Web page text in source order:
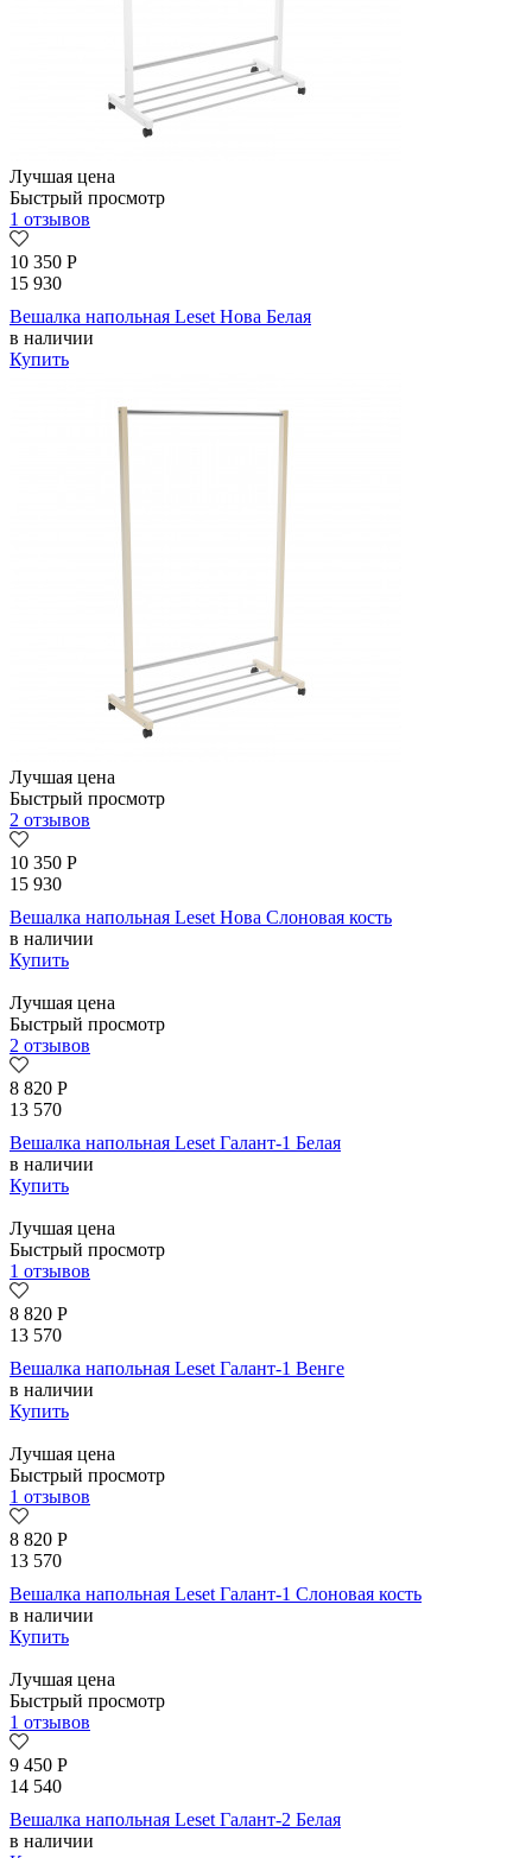
Лучшая цена
Быстрый просмотр
1 отзывов
10 350 Р
15 930
Вешалка напольная Leset Нова Белая
в наличии
Купить
Лучшая цена
Быстрый просмотр
2 отзывов
10 350 Р
15 930
Вешалка напольная Leset Нова Слоновая кость
в наличии
Купить
Лучшая цена
Быстрый просмотр
2 отзывов
8 820 Р
13 570
Вешалка напольная Leset Галант-1 Белая
в наличии
Купить
Лучшая цена
Быстрый просмотр
1 отзывов
8 820 Р
13 570
Вешалка напольная Leset Галант-1 Венге
в наличии
Купить
Лучшая цена
Быстрый просмотр
1 отзывов
8 820 Р
13 570
Вешалка напольная Leset Галант-1 Слоновая кость
в наличии
Купить
Лучшая цена
Быстрый просмотр
1 отзывов
9 450 Р
14 540
Вешалка напольная Leset Галант-2 Белая
в наличии